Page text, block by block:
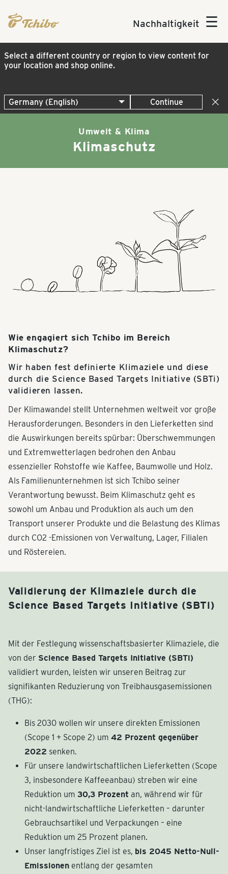
Nachhaltigkeit ☰
Select a different country or region to view content for
your location and shop online.
Continue
Umwelt & Klima
Klimaschutz
Wie engagiert sich Tchibo im Bereich
Klimaschutz?
Wir haben fest definierte Klimaziele und diese
durch die Science Based Targets Initiative (SBTi)
validieren lassen.
Der Klimawandel stellt Unternehmen weltweit vor große
Herausforderungen. Besonders in den Lieferketten sind
die Auswirkungen bereits spürbar: Überschwemmungen
und Extremwetterlagen bedrohen den Anbau
essenzieller Rohstoffe wie Kaffee, Baumwolle und Holz.
Als Familienunternehmen ist sich Tchibo seiner
Verantwortung bewusst. Beim Klimaschutz geht es
sowohl um Anbau und Produktion als auch um den
Transport unserer Produkte und die Belastung des Klimas
durch CO2 -Emissionen von Verwaltung, Lager, Filialen
und Röstereien.
Validierung der Klimaziele durch die
Science Based Targets Initiative (SBTi)
Mit der Festlegung wissenschaftsbasierter Klimaziele, die
von der Science Based Targets Initiative (SBTi)
validiert wurden, leisten wir unseren Beitrag zur
signifikanten Reduzierung von Treibhausgasemissionen
(THG):
Bis 2030 wollen wir unsere direkten Emissionen
(Scope 1 + Scope 2) um 42 Prozent gegenüber
2022 senken.
Für unsere landwirtschaftlichen Lieferketten (Scope
3, insbesondere Kaffeeanbau) streben wir eine
Reduktion um 30,3 Prozent an, während wir für
nicht-landwirtschaftliche Lieferketten – darunter
Gebrauchsartikel und Verpackungen – eine
Reduktion um 25 Prozent planen.
Unser langfristiges Ziel ist es, bis 2045 Netto-Null-
Emissionen entlang der gesamten